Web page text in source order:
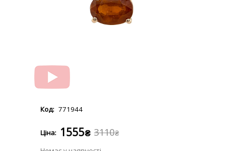
771944
3110₴
1555₴